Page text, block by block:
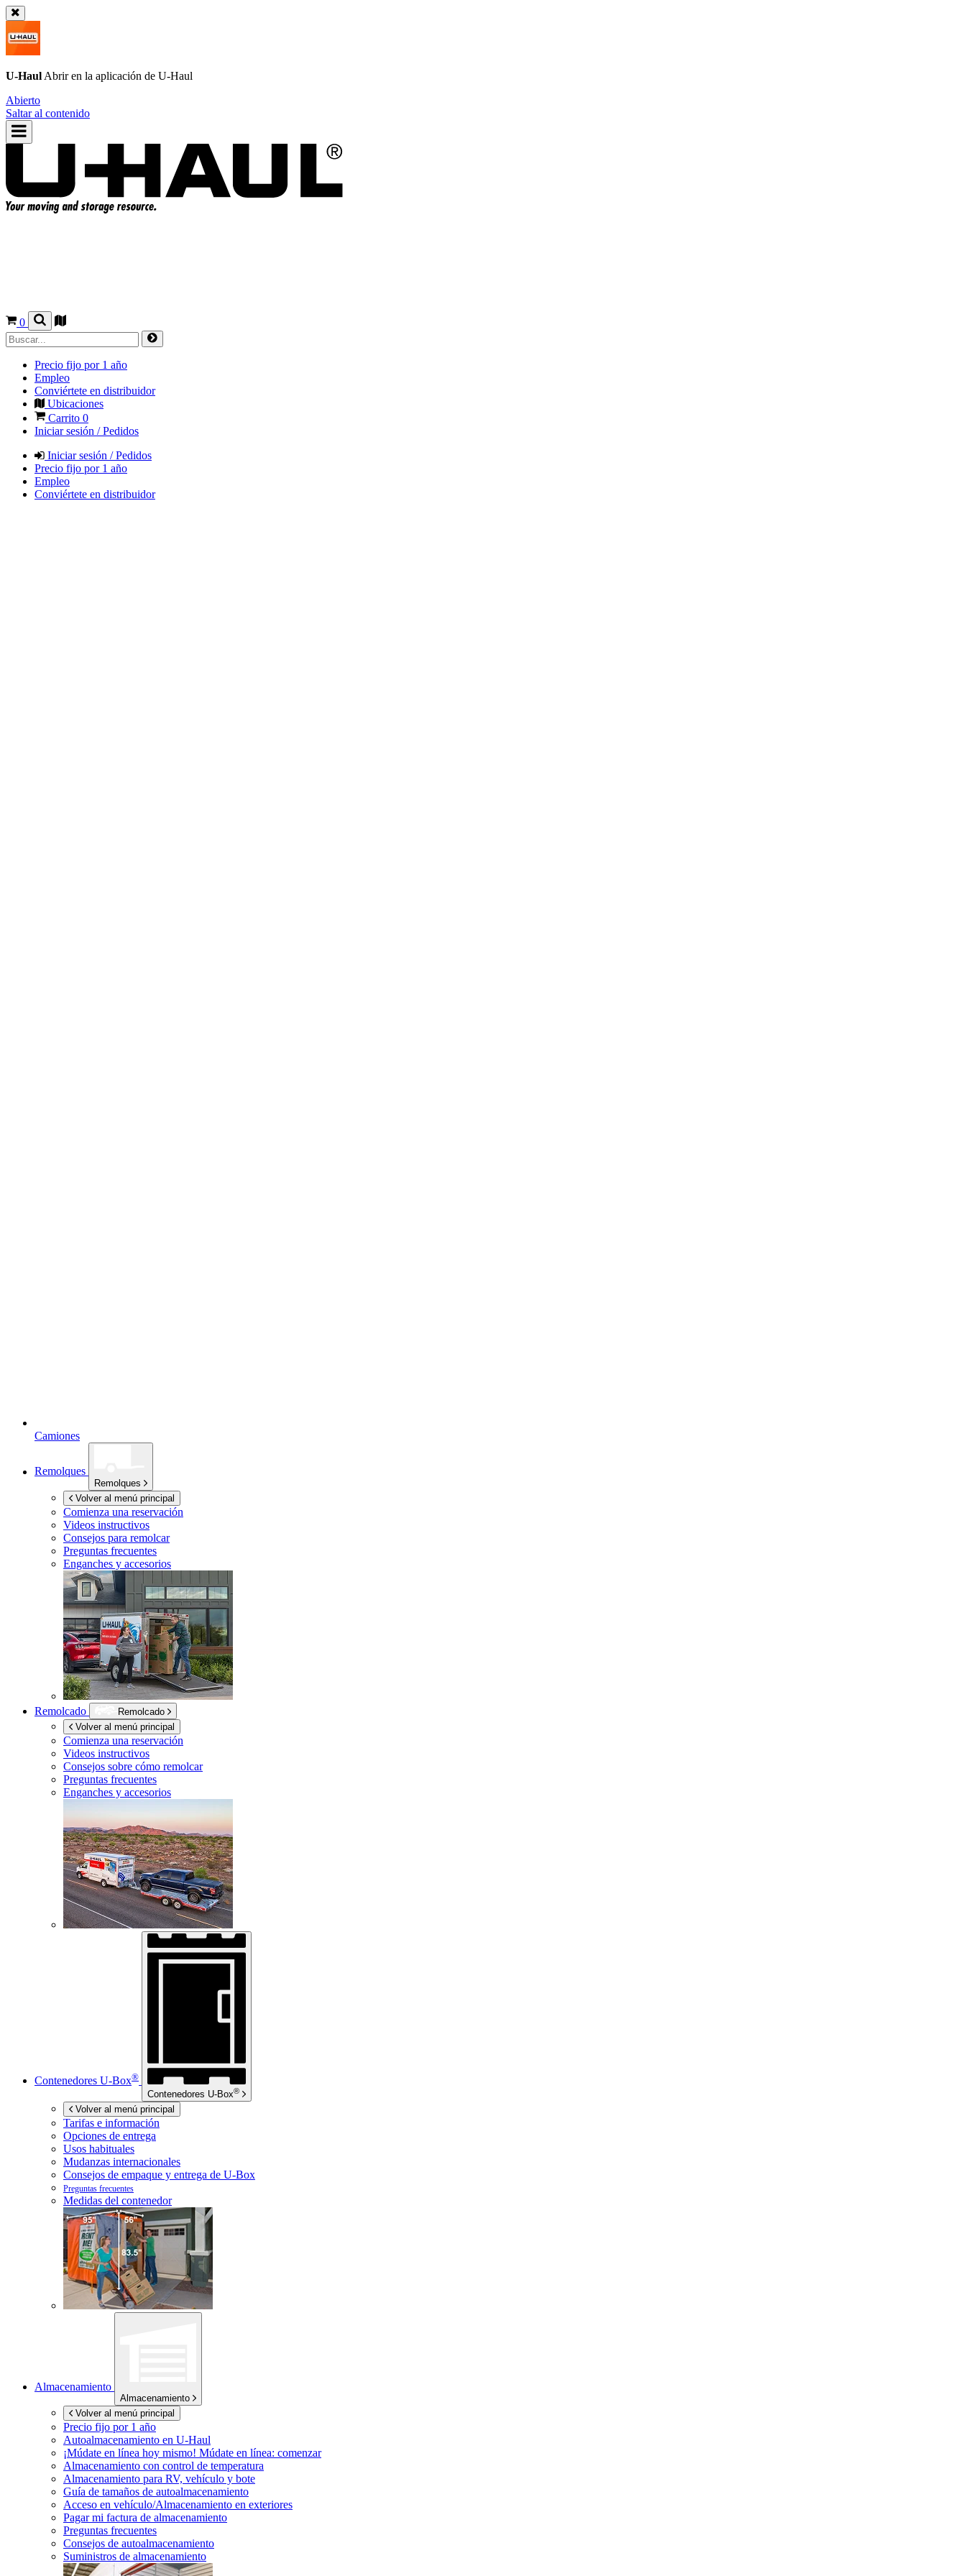
U-Haul Abrir en la aplicación de U-Haul
Abierto
Saltar al contenido
0
Precio fijo por 1 año
Empleo
Conviértete en distribuidor
Ubicaciones
Carrito 0
Iniciar sesión / Pedidos
Iniciar sesión / Pedidos
Precio fijo por 1 año
Empleo
Conviértete en distribuidor
Camiones
Remolques
Remolques
Volver al menú principal
Comienza una reservación
Videos instructivos
Consejos para remolcar
Preguntas frecuentes
Enganches y accesorios
Remolcado
Remolcado
Volver al menú principal
Comienza una reservación
Videos instructivos
Consejos sobre cómo remolcar
Preguntas frecuentes
Enganches y accesorios
Contenedores U-Box®
Contenedores U-Box®
Volver al menú principal
Tarifas e información
Opciones de entrega
Usos habituales
Mudanzas internacionales
Consejos de empaque y entrega de U-Box
Preguntas frecuentes
Medidas del contenedor
Almacenamiento
Almacenamiento
Volver al menú principal
Precio fijo por 1 año
Autoalmacenamiento en U-Haul
¡Múdate en línea hoy mismo! Múdate en línea: comenzar
Almacenamiento con control de temperatura
Almacenamiento para RV, vehículo y bote
Guía de tamaños de autoalmacenamiento
Acceso en vehículo/Almacenamiento en exteriores
Pagar mi factura de almacenamiento
Preguntas frecuentes
Consejos de autoalmacenamiento
Suministros de almacenamiento